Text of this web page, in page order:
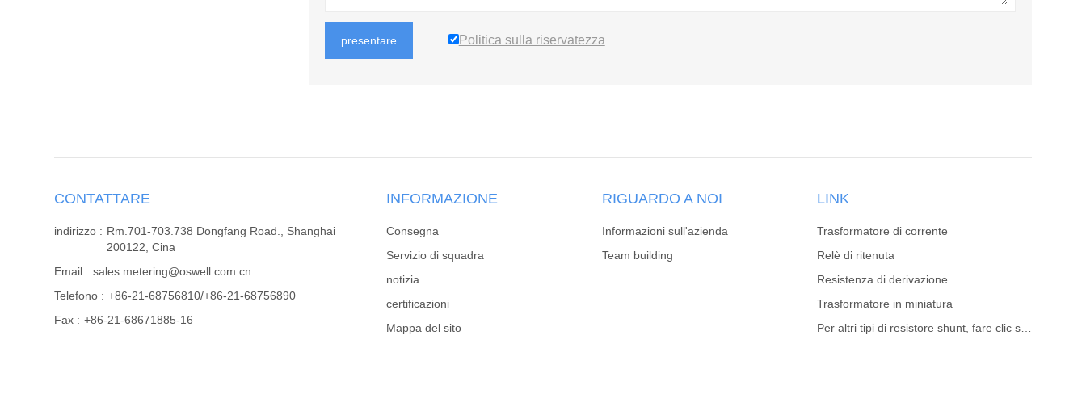
presentare Politica sulla riservatezza
CONTATTARE
indirizzo : Rm.701-703.738 Dongfang Road., Shanghai
200122, Cina
Email : sales.metering@oswell.com.cn
Telefono : +86-21-68756810/+86-21-68756890
Fax : +86-21-68671885-16
INFORMAZIONE
Consegna
Servizio di squadra
notizia
certificazioni
Mappa del sito
RIGUARDO A NOI
Informazioni sull'azienda
Team building
LINK
Trasformatore di corrente
Relè di ritenuta
Resistenza di derivazione
Trasformatore in miniatura
Per altri tipi di resistore shunt, fare clic sul sito Web